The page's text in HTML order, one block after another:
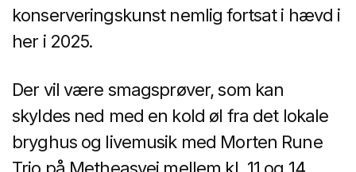
konserveringskunst nemlig fortsat i hævd i
her i 2025.
Der vil være smagsprøver, som kan
skyldes ned med en kold øl fra det lokale
bryghus og livemusik med Morten Rune